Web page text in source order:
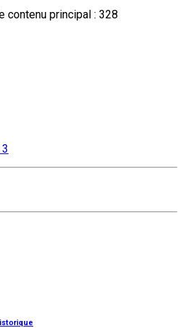
contenu principal : 328